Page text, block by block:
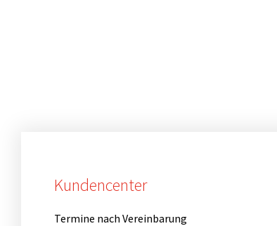
Kundencenter
Termine nach Vereinbarung